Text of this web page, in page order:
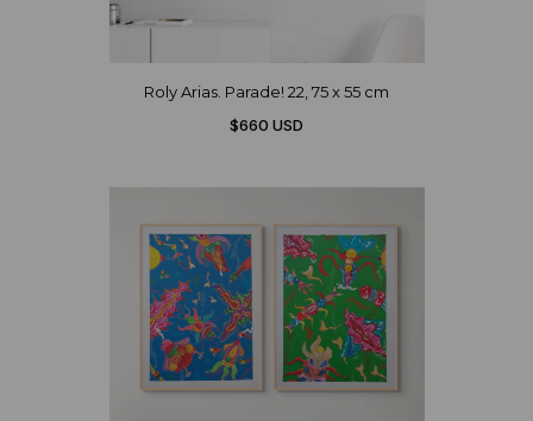
Roly Arias. Parade! 22, 75 x 55 cm
$660 USD